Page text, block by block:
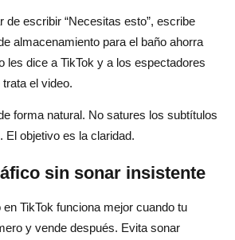
de escribir “Necesitas esto”, escribe
almacenamiento para el baño ahorra
les dice a TikTok y a los espectadores
el video.
forma natural. No satures los subtítulos
El objetivo es la claridad.
sin sonar insistente
TikTok funciona mejor cuando tu
y vende después. Evita sonar